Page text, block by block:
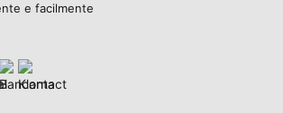
e facilmente